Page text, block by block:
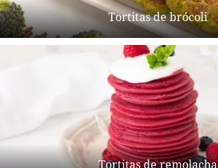
Tortitas de brócoli
Tortitas de remolacha